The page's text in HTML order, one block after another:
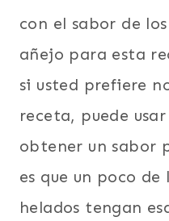
con el sabor de
añejo para esta
si usted prefiere
receta, puede
obtener un sabor
es que un poco
helados tengan